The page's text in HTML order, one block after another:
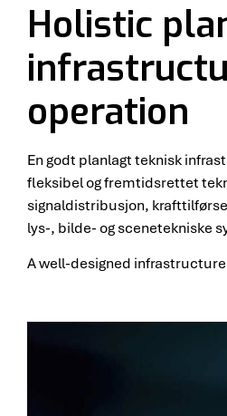
Holistic
operation
En godt planlagt teknisk
fleksibel og fremtidsrettet
signaldistribusjon,
lys-, bilde- og scenetekniske
A well-designed